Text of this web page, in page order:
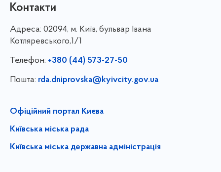
Контакти
Адреса: 02094, м. Київ, бульвар Івана
Котляревського,1/1
Телефон: +380 (44) 573-27-50
Пошта: rda.dniprovska@kyivcity.gov.ua
Офіційний портал Києва
Київська міська рада
Київська міська державна адміністрація